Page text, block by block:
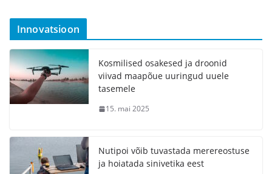
Innovatsioon
Kosmilised osakesed ja droonid
viivad maapõue uuringud uuele
tasemele
15. mai 2025
Nutipoi võib tuvastada merereostuse
ja hoiatada sinivetika eest